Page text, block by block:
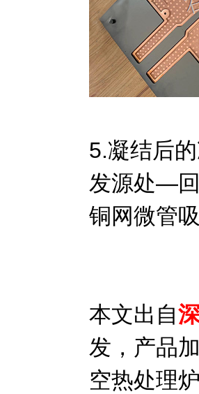
5.凝结后
发源处—
铜网微管
本文出自
发，产品
空热处理